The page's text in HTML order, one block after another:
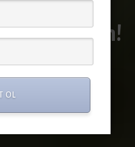
de siz atın!
OL